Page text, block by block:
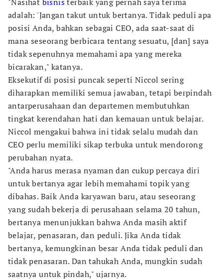
adalah: 'Jangan takut untuk bertanya. Tidak peduli apa
posisi Anda, bahkan sebagai CEO, ada saat-saat di
mana seseorang berbicara tentang sesuatu, [dan] saya
tidak sepenuhnya memahami apa yang mereka
bicarakan," katanya.
Eksekutif di posisi puncak seperti Niccol sering
diharapkan memiliki semua jawaban, tetapi berpindah
antarperusahaan dan departemen membutuhkan
tingkat kerendahan hati dan kemauan untuk belajar.
Niccol mengakui bahwa ini tidak selalu mudah dan
CEO perlu memiliki sikap terbuka untuk mendorong
perubahan nyata.
"Anda harus merasa nyaman dan cukup percaya diri
untuk bertanya agar lebih memahami topik yang
dibahas. Baik Anda karyawan baru, atau seseorang
yang sudah bekerja di perusahaan selama 20 tahun,
bertanya menunjukkan bahwa Anda masih aktif
belajar, penasaran, dan peduli. Jika Anda tidak
bertanya, kemungkinan besar Anda tidak peduli dan
tidak penasaran. Dan tahukah Anda, mungkin sudah
saatnya untuk pindah," ujarnya.